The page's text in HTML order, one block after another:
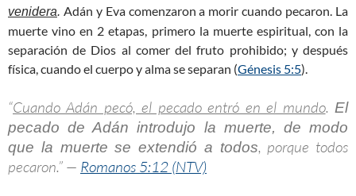
venidera. Adán y Eva comenzaron a morir cuando pecaron. La
muerte vino en 2 etapas, primero la muerte espiritual, con la
separación de Dios al comer del fruto prohibido; y después
física, cuando el cuerpo y alma se separan (Génesis 5:5).
“Cuando Adán pecó, el pecado entró en el mundo.El
pecado de Adán introdujo la muerte, de modo
que la muerte se extendió a todos, porque todos
pecaron.” — Romanos 5:12 (NTV)